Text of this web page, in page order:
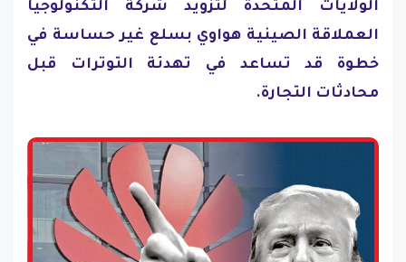
الولايات المتحدة لتزويد شركة التكنولوجيا
العملاقة الصينية هواوي بسلع غير حساسة في
خطوة قد تساعد في تهدئة التوترات قبل
محادثات التجارة.